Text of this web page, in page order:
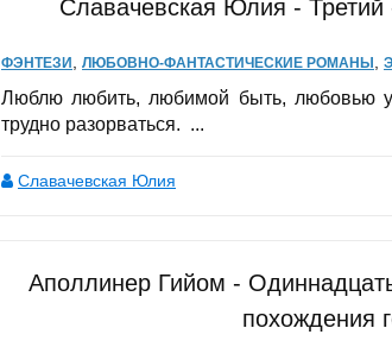
Славачевская Юлия -
ФЭНТЕЗИ ЛЮБОВНО-ФАНТАСТИЧЕСКИЕ РОМАНЫ
Люблю любить, любимой быть, любовью
трудно разорваться. ...
Славачевская Юлия
Аполлинер Гийом -
похождения